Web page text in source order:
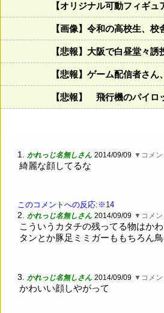
【オリジナル可動フィギ
【画像】令和の高校生、
【悲報】大阪で白昼堂
【悲報】ゲーム配信者さ
【悲報】 飛行機のパイ
1. かれっじ名無しさん 2014/09/09 ▼コメン
綺麗な顔してるな
このコメントへの反応:※14
2. かれっじ名無しさん 2014/09/09 ▼コメン
こういうカタチの残ってる物はか
タンとか豚足ミミガーももちろん
3. かれっじ名無しさん 2014/09/09 ▼コメン
かわいい顔しやがって